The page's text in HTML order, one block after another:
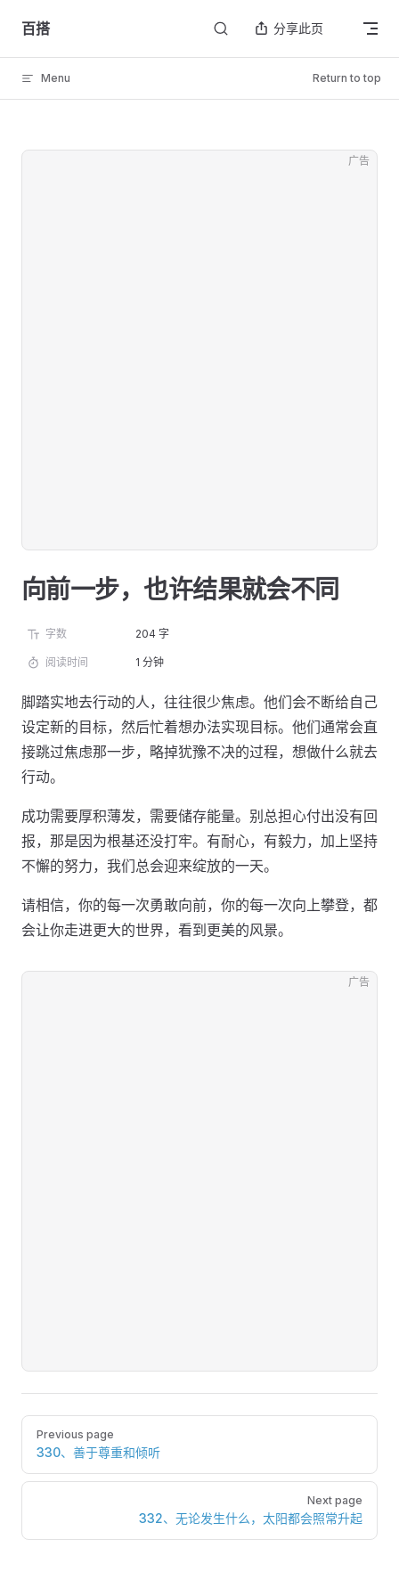
Skip to content
百搭 分享此页
Menu Return to top
广告
向前一步，也许结果就会不同
字数 204 字
阅读时间 1 分钟
脚踏实地去行动的人，往往很少焦虑。他们会不断给自己
设定新的目标，然后忙着想办法实现目标。他们通常会直
接跳过焦虑那一步，略掉犹豫不决的过程，想做什么就去
行动。
成功需要厚积薄发，需要储存能量。别总担心付出没有回
报，那是因为根基还没打牢。有耐心，有毅力，加上坚持
不懈的努力，我们总会迎来绽放的一天。
请相信，你的每一次勇敢向前，你的每一次向上攀登，都
会让你走进更大的世界，看到更美的风景。
广告
Pager
Previous page
330、善于尊重和倾听
Next page
332、无论发生什么，太阳都会照常升起